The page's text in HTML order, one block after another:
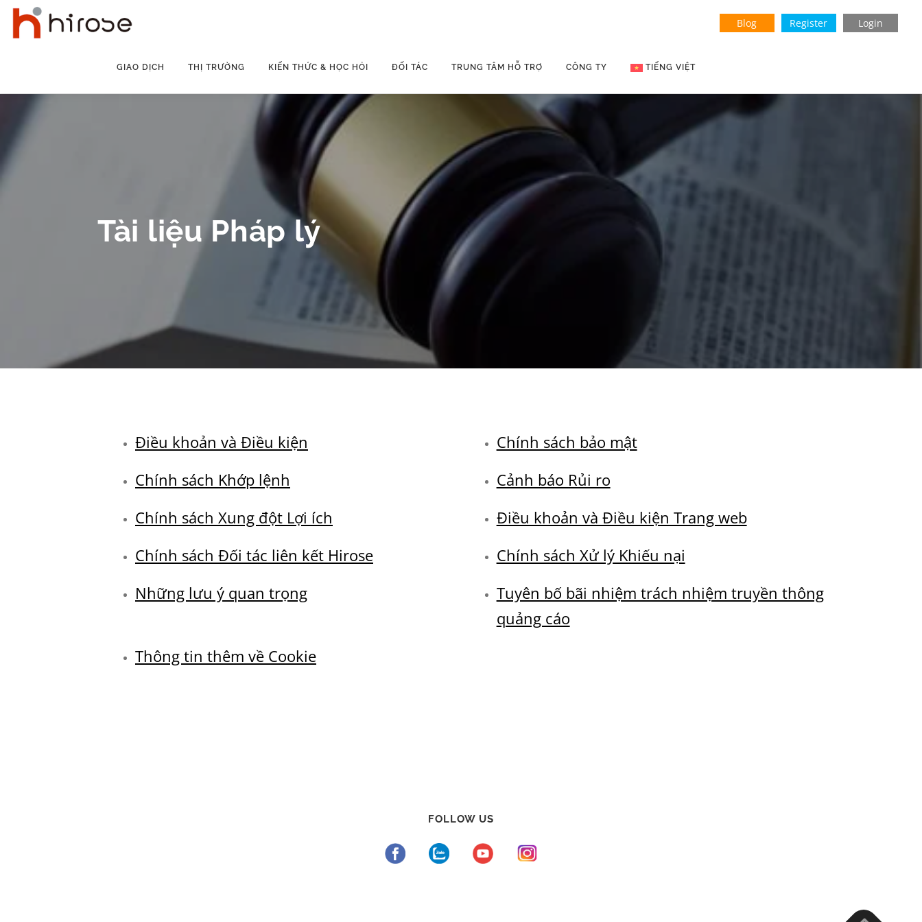
Skip
content
Blog Register Login
GIAO DỊCH THỊ TRƯỜNG KIẾN THỨC & HỌC HỎI ĐỐI TÁC TRUNG TÂM HỖ TRỢ CÔNG TY TIẾNG VIỆT
Indonesian
Tài liệu Pháp lý
Điều khoản và Điều kiện
Chính sách bảo mật
Chính sách Khớp lệnh
Cảnh báo Rủi ro
Chính sách Xung đột Lợi ích
Điều khoản và Điều kiện Trang web
Chính sách Đối tác liên kết Hirose
Chính sách Xử lý Khiếu nại
Những lưu ý quan trọng
Tuyên bố bãi nhiệm trách nhiệm truyền thông
quảng cáo
Thông tin thêm về Cookie
FOLLOW US